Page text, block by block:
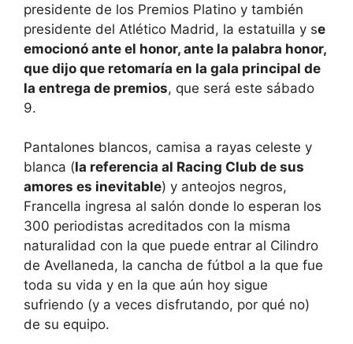
presidente de los Premios Platino y también
presidente del Atlético Madrid, la estatuilla y se
emocionó ante el honor, ante la palabra honor,
que dijo que retomaría en la gala principal de
la entrega de premios, que será este sábado
9.
Pantalones blancos, camisa a rayas celeste y
blanca (la referencia al Racing Club de sus
amores es inevitable) y anteojos negros,
Francella ingresa al salón donde lo esperan los
300 periodistas acreditados con la misma
naturalidad con la que puede entrar al Cilindro
de Avellaneda, la cancha de fútbol a la que fue
toda su vida y en la que aún hoy sigue
sufriendo (y a veces disfrutando, por qué no)
de su equipo.